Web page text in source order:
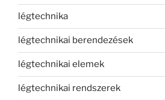
légtechnika
légtechnikai berendezések
légtechnikai elemek
légtechnikai rendszerek